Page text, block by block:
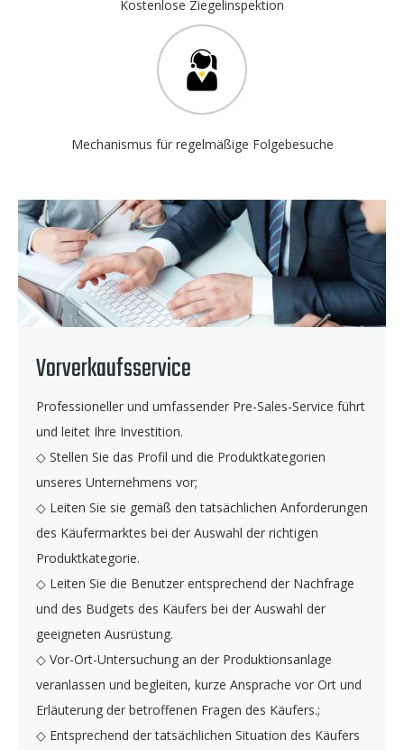
Kostenlose Ziegelinspektion
Mechanismus für regelmäßige Folgebesuche
Vorverkaufsservice
Professioneller und umfassender Pre-Sales-Service führt
und leitet Ihre Investition.
◇ Stellen Sie das Profil und die Produktkategorien
unseres Unternehmens vor;
◇ Leiten Sie sie gemäß den tatsächlichen Anforderungen
des Käufermarktes bei der Auswahl der richtigen
Produktkategorie.
◇ Leiten Sie die Benutzer entsprechend der Nachfrage
und des Budgets des Käufers bei der Auswahl der
geeigneten Ausrüstung.
◇ Vor-Ort-Untersuchung an der Produktionsanlage
veranlassen und begleiten, kurze Ansprache vor Ort und
Erläuterung der betroffenen Fragen des Käufers.;
◇ Entsprechend der tatsächlichen Situation des Käufers